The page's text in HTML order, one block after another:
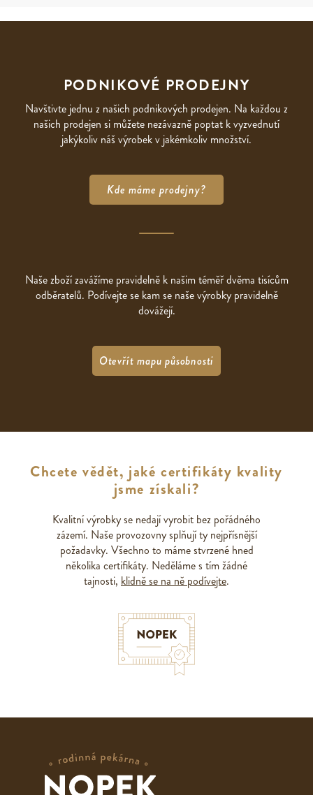
PODNIKOVÉ PRODEJNY
Navštivte jednu z našich podnikových prodejen. Na každou z
našich prodejen si můžete nezávazně poptat k vyzvednutí
jakýkoliv náš výrobek v jakémkoliv množství.
Kde máme prodejny?
Naše zboží zavážíme pravidelně k našim téměř dvěma tisícům
odběratelů. Podívejte se kam se naše výrobky pravidelně
dovážejí.
Otevřít mapu působnosti
Chcete vědět, jaké certifikáty kvality
jsme získali?
Kvalitní výrobky se nedají vyrobit bez pořádného
zázemí. Naše provozovny splňují ty nejpřísnější
požadavky. Všechno to máme stvrzené hned
několika certifikáty. Neděláme s tím žádné
tajnosti, klidně se na ně podívejte.